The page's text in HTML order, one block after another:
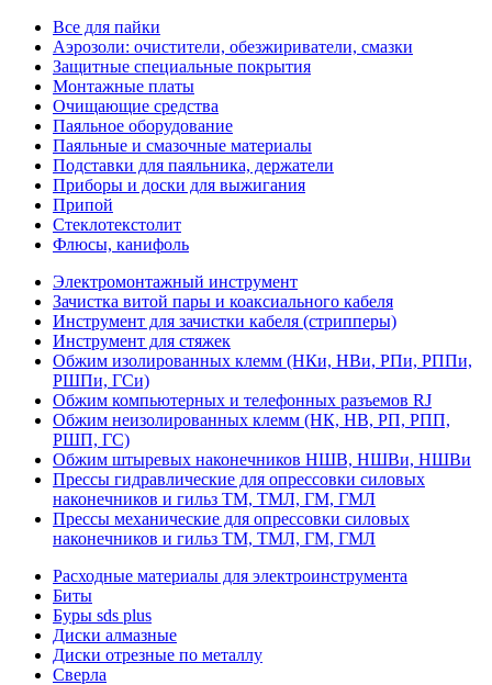
Все для пайки
Аэрозоли: очистители, обезжириватели, смазки
Защитные специальные покрытия
Монтажные платы
Очищающие средства
Паяльное оборудование
Паяльные и смазочные материалы
Подставки для паяльника, держатели
Приборы и доски для выжигания
Припой
Стеклотекстолит
Флюсы, канифоль
Электромонтажный инструмент
Зачистка витой пары и коаксиального кабеля
Инструмент для зачистки кабеля (стрипперы)
Инструмент для стяжек
Обжим изолированных клемм (НКи, НВи, РПи, РППи,
РШПи, ГСи)
Обжим компьютерных и телефонных разъемов RJ
Обжим неизолированных клемм (НК, НВ, РП, РПП,
РШП, ГС)
Обжим штыревых наконечников НШВ, НШВи, НШВи
Прессы гидравлические для опрессовки силовых
наконечников и гильз ТМ, ТМЛ, ГМ, ГМЛ
Прессы механические для опрессовки силовых
наконечников и гильз ТМ, ТМЛ, ГМ, ГМЛ
Расходные материалы для электроинструмента
Биты
Буры sds plus
Диски алмазные
Диски отрезные по металлу
Сверла